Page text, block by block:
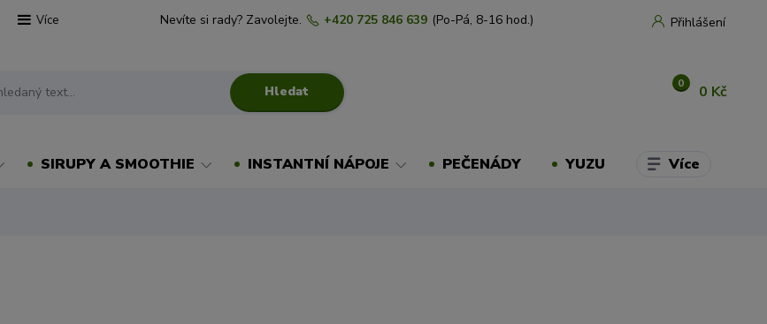
Více Přihlášení
Hledat
Nevíte si rady? Zavolejte. +420 725 846 639 (Po-Pá, 8-16 hod.)
0 0 Kč
SIRUPY A SMOOTHIE INSTANTNÍ NÁPOJE PEČENÁDY YUZU Více